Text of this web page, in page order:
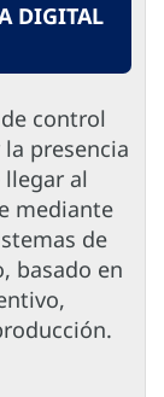
DIGITAL
control
presencia
al
mediante
de
basado en